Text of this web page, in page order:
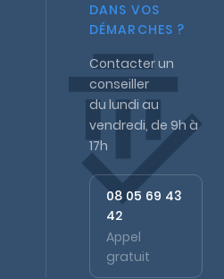
DANS VOS
DÉMARCHES ?
Contacter un
conseiller
du lundi au
vendredi, de 9h à
17h
08 05 69 43
42
Appel
gratuit